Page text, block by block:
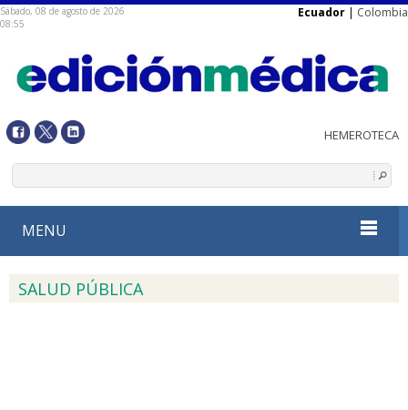
Sábado, 08 de agosto de 2026
08:55
Ecuador | Colombia
MENU
SALUD PÚBLICA